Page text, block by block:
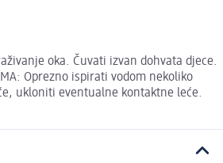
oka. Čuvati izvan dohvata djece.
Oprezno ispirati vodom nekoliko
ukloniti eventualne kontaktne leće.